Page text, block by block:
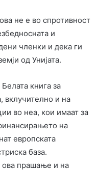
не е во спротивност
и
членки и дека ги
од Унијата.
книга за
вклучително и на
во неа, кои имаат за
на
европската
база.
ова прашање и на